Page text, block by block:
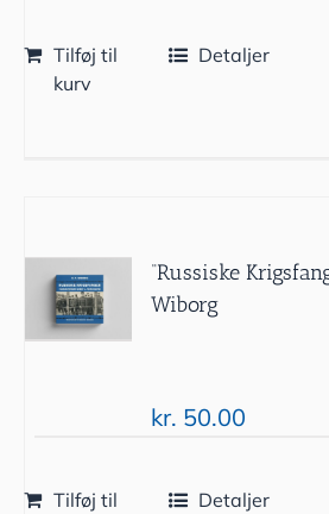
Tilføj til
kurv
Detaljer
“Russiske
Wiborg
kr. 50.00
Tilføj til
Detaljer